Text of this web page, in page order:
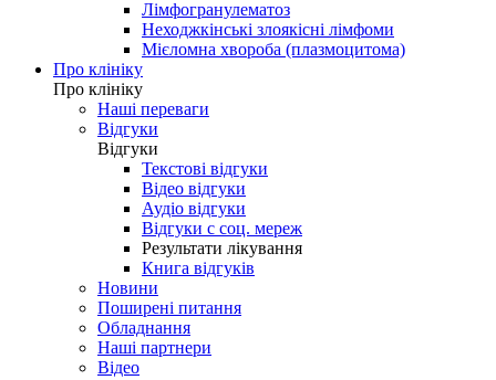
Лімфогранулематоз
Неходжкінські злоякісні лімфоми
Мієломна хвороба (плазмоцитома)
Про клініку
Про клініку
Наші переваги
Відгуки
Відгуки
Текстові відгуки
Відео відгуки
Аудіо відгуки
Відгуки с соц. мереж
Результати лікування
Книга відгуків
Новини
Поширені питання
Обладнання
Наші партнери
Відео